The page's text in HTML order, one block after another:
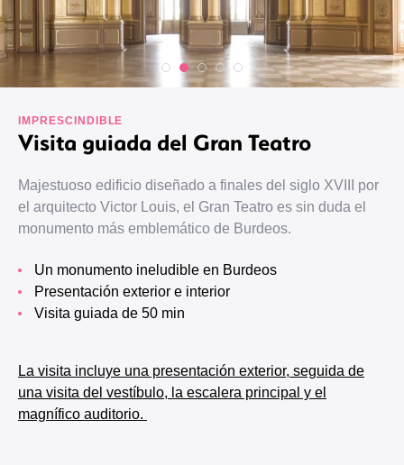
IMPRESCINDIBLE
Visita guiada del Gran Teatro
Majestuoso edificio diseñado a finales del siglo XVIII por
el arquitecto Victor Louis, el Gran Teatro es sin duda el
monumento más emblemático de Burdeos.
Un monumento ineludible en Burdeos
Presentación exterior e interior
Visita guiada de 50 min
La visita incluye una presentación exterior, seguida de
una visita del vestíbulo, la escalera principal y el
magnífico auditorio.